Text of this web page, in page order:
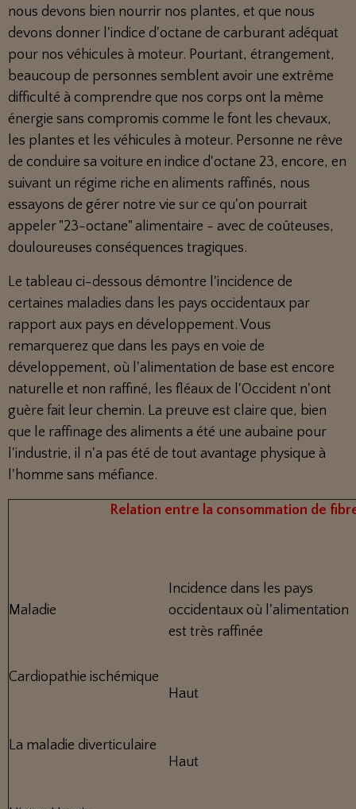
nous devons bien nourrir nos plantes, et que nous
devons donner l'indice d'octane de carburant adéquat
pour nos véhicules à moteur. Pourtant, étrangement,
beaucoup de personnes semblent avoir une extrême
difficulté à comprendre que nos corps ont la même
énergie sans compromis comme le font les chevaux,
les plantes et les véhicules à moteur. Personne ne rêve
de conduire sa voiture en indice d'octane 23, encore, en
suivant un régime riche en aliments raffinés, nous
essayons de gérer notre vie sur ce qu'on pourrait
appeler "23-octane" alimentaire - avec de coûteuses,
douloureuses conséquences tragiques.
Le tableau ci-dessous démontre l'incidence de
certaines maladies dans les pays occidentaux par
rapport aux pays en développement. Vous
remarquerez que dans les pays en voie de
développement, où l'alimentation de base est encore
naturelle et non raffiné, les fléaux de l'Occident n'ont
guère fait leur chemin. La preuve est claire que, bien
que le raffinage des aliments a été une aubaine pour
l'industrie, il n'a pas été de tout avantage physique à
l'homme sans méfiance.
Relation entre la consommation de
Maladie
Incidence dans les pays
occidentaux où l'alimentation
est très raffinée
Cardiopathie ischémique
Haut
La maladie diverticulaire
Haut